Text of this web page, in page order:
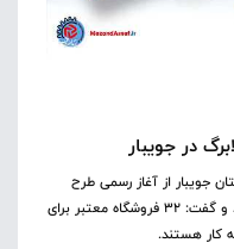
جویبار از آغاز رسمی طرح
کالابرگ الکترونیک در این شهرستان خبر داد و گفت: ۳۲ فروشگاه معتبر برای
کار هستند.